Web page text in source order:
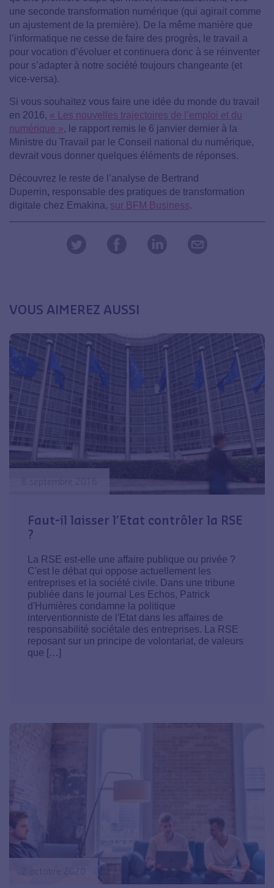
une seconde transformation numérique (qui agirait comme
un ajustement de la première). De la même manière que
l’informatique ne cesse de faire des progrès, le travail a
pour vocation d’évoluer et continuera donc à se réinventer
pour s’adapter à notre société toujours changeante (et
vice-versa).
Si vous souhaitez vous faire une idée du monde du travail
en 2016, « Les nouvelles trajectoires de l’emploi et du
numérique », le rapport remis le 6 janvier dernier à la
Ministre du Travail par le Conseil national du numérique,
devrait vous donner quelques éléments de réponses.
Découvrez le reste de l’analyse de Bertrand
Duperrin, responsable des pratiques de transformation
digitale chez Emakina, sur BFM Business.
VOUS AIMEREZ AUSSI
Faut-il laisser l’Etat contrôler la RSE
?
La RSE est-elle une affaire publique ou privée ?
C'est le débat qui oppose actuellement les
entreprises et la société civile. Dans une tribune
publiée dans le journal Les Echos, Patrick
d'Humières condamne la politique
interventionniste de l'Etat dans les affaires de
responsabilité sociétale des entreprises. La RSE
reposant sur un principe de volontariat, de valeurs
que […]